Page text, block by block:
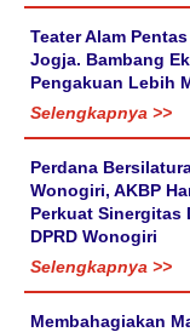
Teater Alam
Jogja. Bambang
Pengakuan Lebih
Selengkapnya >>
Perdana
Wonogiri, AKBP
Perkuat Sinergitas
DPRD Wonogiri
Selengkapnya >>
Membahagiakan